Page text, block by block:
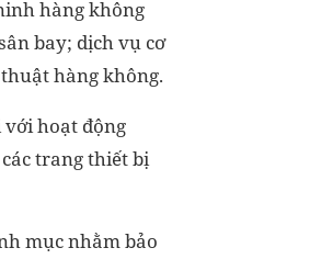
hàng không
bay; dịch vụ cơ
hàng không.
với hoạt động
trang thiết bị
mục nhằm bảo